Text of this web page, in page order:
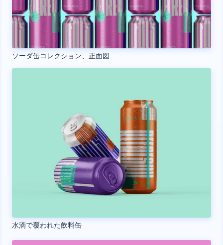
ソーダ缶コレクション、正面図
水滴で覆われた飲料缶